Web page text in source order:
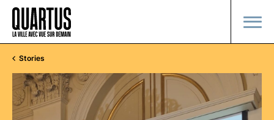
Stories